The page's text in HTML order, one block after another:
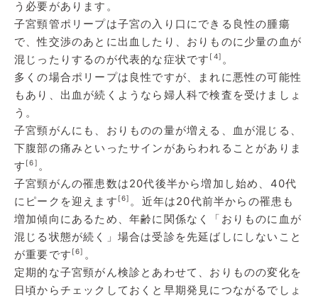
う必要があります。
子宮頸管ポリープは子宮の入り口にできる良性の腫瘍
で、性交渉のあとに出血したり、おりものに少量の血が
混じったりするのが代表的な症状です [4] 。
多くの場合ポリープは良性ですが、まれに悪性の可能性
もあり、出血が続くようなら婦人科で検査を受けましょ
う。
子宮頸がんにも、おりものの量が増える、血が混じる、
下腹部の痛みといったサインがあらわれることがありま
す [6] 。
子宮頸がんの罹患数は20代後半から増加し始め、40代
にピークを迎えます [6] 。近年は20代前半からの罹患も
増加傾向にあるため、年齢に関係なく「おりものに血が
混じる状態が続く」場合は受診を先延ばしにしないこと
が重要です [6] 。
定期的な子宮頸がん検診とあわせて、おりものの変化を
日頃からチェックしておくと早期発見につながるでしょ